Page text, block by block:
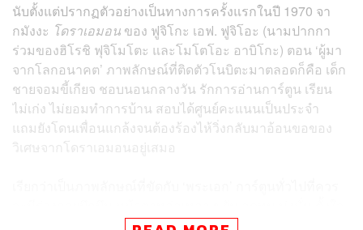
นับตั้งแต่ปรากฏตัวอย่างเป็นทางการครั้งแรกในปี 1970 จา
กมังงะ โดราเอมอน ของ ฟูจิโกะ เอฟ. ฟูจิโอะ (นามปากกา
ร่วมของฮิโรชิ ฟุจิโมโตะ และโมโตโอะ อาบิโกะ) ตอน ‘ผู้มา
จากโลกอนาคต’ ภาพลักษณ์ที่ติดตัวโนบิตะมาตลอดก็คือ เด็ก
ชายจอมขี้เกียจ ชอบนอนกลางวัน รักการอ่านการ์ตูน เรียน
ไม่เก่ง ไม่ยอมทำการบ้าน สอบได้ศูนย์คะแนนเป็นประจำ
แถมยังโดนเพื่อนแกล้งจนต้องร้องไห้วิ่งกลับมาอ้อนขอของ
วิเศษจากโดราเอมอนอยู่เสมอ
และแข็งแกร่ง แบบสุดๆ เพราะโนบิตะเป็นแค่เด็กธรรมดาที่มี